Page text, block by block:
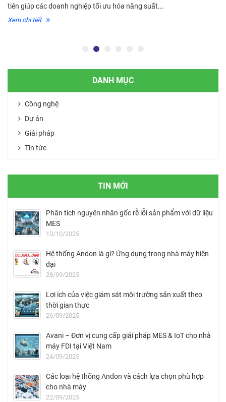
tiên giúp các doanh nghiệp tối ưu hóa năng suất...
Xem chi tiết
DANH MỤC
Công nghệ
Dự án
Giải pháp
Tin tức
TIN MỚI
Phân tích nguyên nhân gốc rễ lỗi sản phẩm với dữ liệu
MES
10/10/2025
Hệ thống Andon là gì? Ứng dụng trong nhà máy hiện
đại
28/09/2025
Lợi ích của việc giám sát môi trường sản xuất theo
thời gian thực
26/09/2025
Avani – Đơn vị cung cấp giải pháp MES & IoT cho nhà
máy FDI tại Việt Nam
24/09/2025
Các loại hệ thống Andon và cách lựa chọn phù hợp
cho nhà máy
22/09/2025